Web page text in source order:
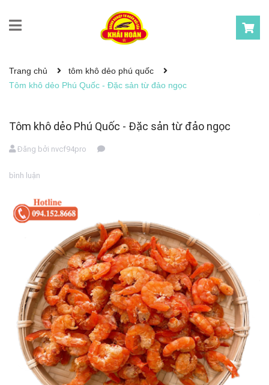
Trang chủ
tôm khô dẻo phú quốc
Tôm khô dẻo Phú Quốc - Đặc sản từ đảo ngọc
Tôm khô dẻo Phú Quốc - Đặc sản từ đảo ngọc
Đăng bởi nvcf94pro
bình luận